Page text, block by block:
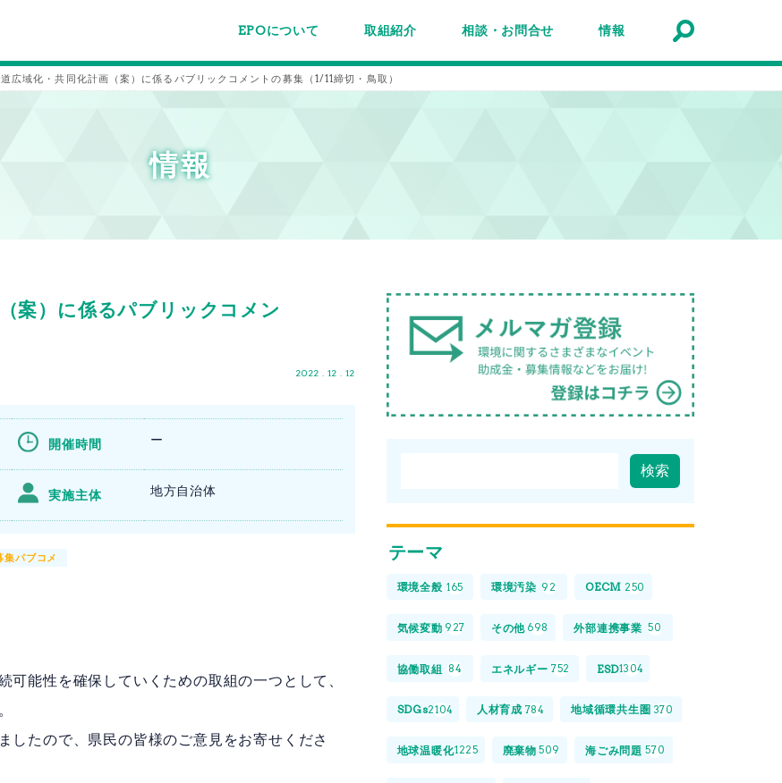
EPOについて
EPOちゅうごくについて
事業内容
スタッフ紹介
施設案内/利用案内
取組紹介
パートナーシップ紹介
主催事業報告
各種事例
メールマガジン
メルマガ登録
相談・お問合せ 情報
広域化・共同化計画（案）に係るパブリックコメントの募集（1/11締切・鳥取）
情報
案）に係るパブリックコメン
2022 . 12 . 12
開催時間 ー
実施主体 地方自治体
集パブコメ
可能性を確保していくための取組の一つとして、
したので、県民の皆様のご意見をお寄せくださ
テーマ
環境全般 165 環境汚染 92 OECM 250
気候変動 927 その他 698 外部連携事業 50
協働取組 84 エネルギー 752 ESD1304
SDGs2104 人材育成 784 地域循環共生圏 370
地球温暖化1225 廃棄物 509 海ごみ問題 570